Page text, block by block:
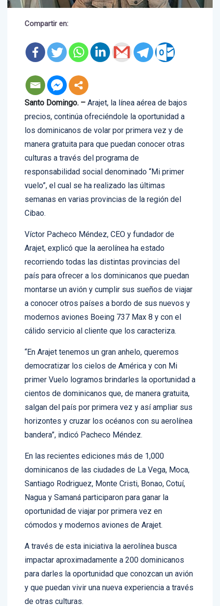
Santo Domingo. –Arajet, la línea aérea de bajos
precios, continúa ofreciéndole la oportunidad a
los dominicanos de volar por primera vez y de
manera gratuita para que puedan conocer otras
culturas a través del programa de
responsabilidad social denominado “Mi primer
vuelo”, el cual se ha realizado las últimas
semanas en varias provincias de la región del
Víctor Pacheco Méndez, CEO y fundador de
Arajet, explicó que la aerolínea ha estado
recorriendo todas las distintas provincias del
país para ofrecer a los dominicanos que puedan
montarse un avión y cumplir sus sueños de viajar
a conocer otros países a bordo de sus nuevos y
modernos aviones Boeing 737 Max 8 y con el
“En Arajet tenemos un gran anhelo, queremos
democratizar los cielos de América y con Mi
primer Vuelo logramos brindarles la oportunidad a
cientos de dominicanos que, de manera gratuita,
salgan del país por primera vez y así ampliar sus
horizontes y cruzar los océanos con su aerolínea
En las recientes ediciones más de 1,000
dominicanos de las ciudades de La Vega, Moca,
Santiago Rodriguez, Monte Cristi, Bonao, Cotuí,
Nagua y Samaná participaron para ganar la
oportunidad de viajar por primera vez en
A través de esta iniciativa la aerolínea busca
impactar aproximadamente a 200 dominicanos
para darles la oportunidad que conozcan un avión
y que puedan vivir una nueva experiencia a través